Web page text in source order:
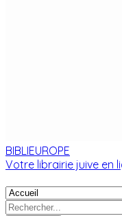
BIBLIEUROPE
Votre librairie juive en